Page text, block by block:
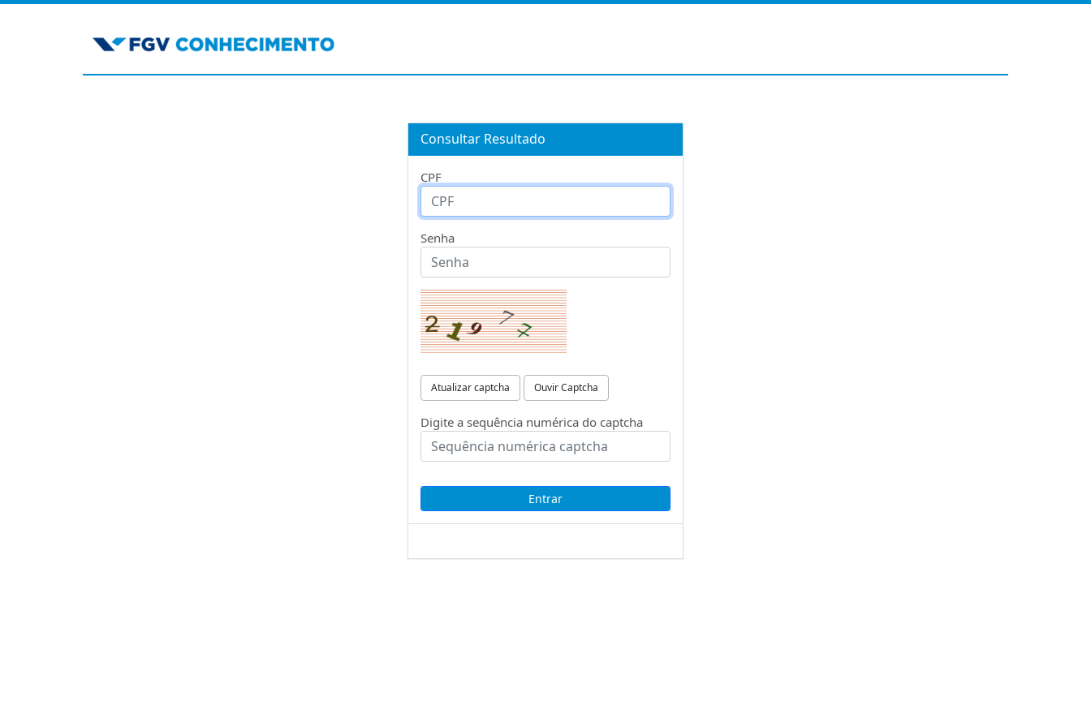
Consultar Resultado
CPF
Senha
Atualizar captcha Ouvir Captcha
Digite a sequência numérica do captcha